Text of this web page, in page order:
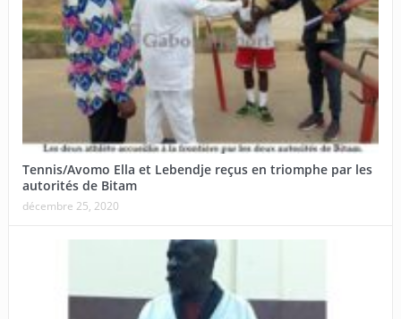
Tennis/Avomo Ella et Lebendje reçus en triomphe par les
autorités de Bitam
décembre 25, 2020